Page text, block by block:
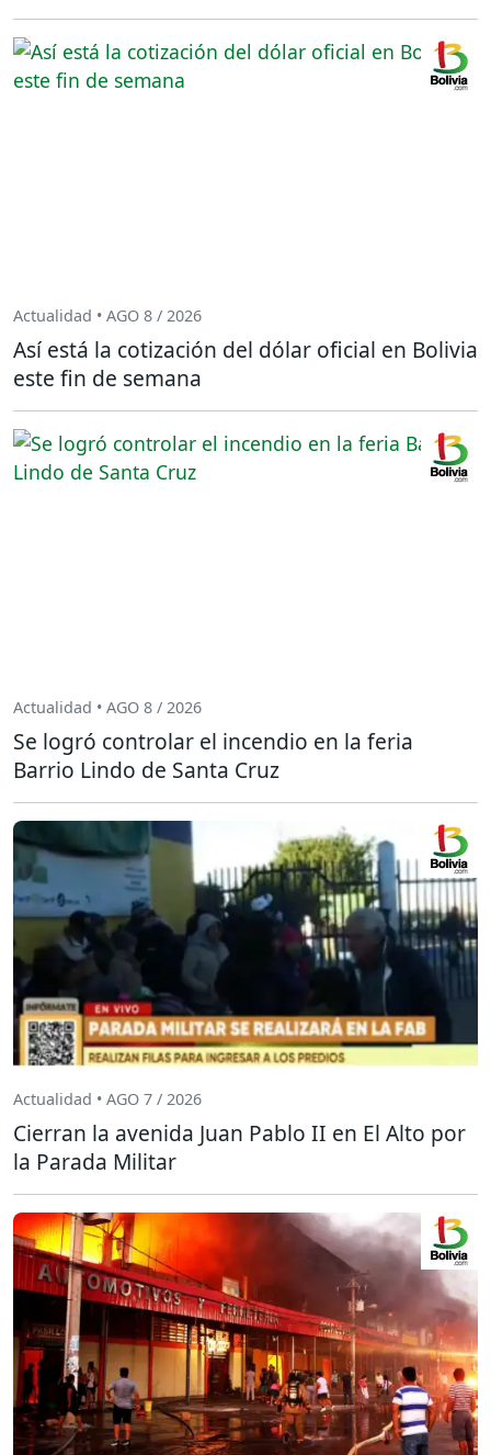
Actualidad • AGO 8 / 2026
Así está la cotización del dólar oficial en Bolivia
este fin de semana
Actualidad • AGO 8 / 2026
Se logró controlar el incendio en la feria
Barrio Lindo de Santa Cruz
Actualidad • AGO 7 / 2026
Cierran la avenida Juan Pablo II en El Alto por
la Parada Militar